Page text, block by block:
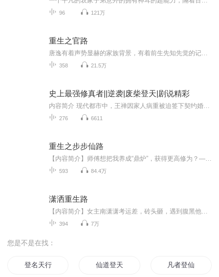
96 121万
重生之官路
358 21.5万
史上最强修真者||逆袭|废柴登天|剧说精彩
276 6611
重生之步步仙路
593 84.4万
潇洒重生路
394 7万
您是不是在找：
登名天行 仙道登天 凡者登仙